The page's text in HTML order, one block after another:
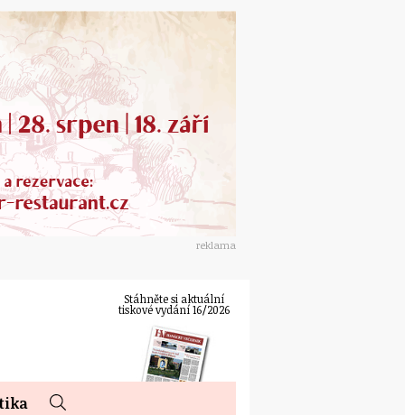
reklama
Stáhněte si aktuální
tiskové vydání 16/2026